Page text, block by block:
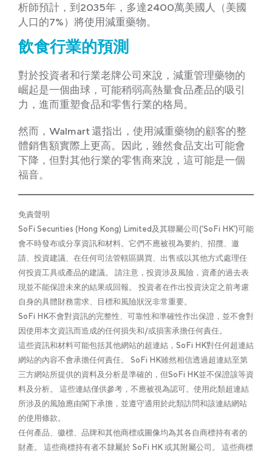
析師預計，到2035年，多達2400萬美國人（美國
人口的7%）將使用減重藥物。
飲食行業的預測
對於投資者和行業老牌公司來說，減重管理藥物的
崛起是一個曲球，可能稍弱高熱量食品產品的吸引
力，進而重塑食品和零售行業的格局。
然而，Walmart 還指出，使用減重藥物的顧客的整
體銷售額實際上更高。因此，雖然食品支出可能會
下降，但對其他行業的零售商來說，這可能是一個
福音。
免責聲明
SoFi Securities (Hong Kong) Limited及其聯屬公司(‘SoFi HK’)可能
會不時發布或分享資訊和材料。它們不應被視為要約、招攬、邀
請、投資建議、在任何司法管轄區購買、出售或以其他方式處理任
何投資工具或產品的建議。 請注意，投資涉及風險，資產的過去表
現並不能保證未來的結果或回報。 投資者在作出投資決定之前考慮
自身的具體財務需求、目標和風險狀況非常重要。
SoFi HK不會對資訊的完整性、可靠性和準確性作出保證，並不會對
因使用本文資訊而造成的任何損失和/或損害承擔任何責任。
這些資訊和材料可能包括其他網站的超連結，SoFi HK對任何超連結
網站的內容不會承擔任何責任。 SoFi HK雖然相信透過超連結至第
三方網站所提供的資料及分析是準確的，但SoFi HK並不保證該等資
料及分析。 這些連結僅供參考，不應被視為認可。使用此類超連結
所涉及的風險應由閣下承擔，並遵守適用於此類訪問和該連結網站
的使用條款。
任何產品、徽標、品牌和其他商標或圖像均為其各自商標持有者的
財產。 這些商標持有者不隸屬於 SoFi HK 或其附屬公司。 這些商標